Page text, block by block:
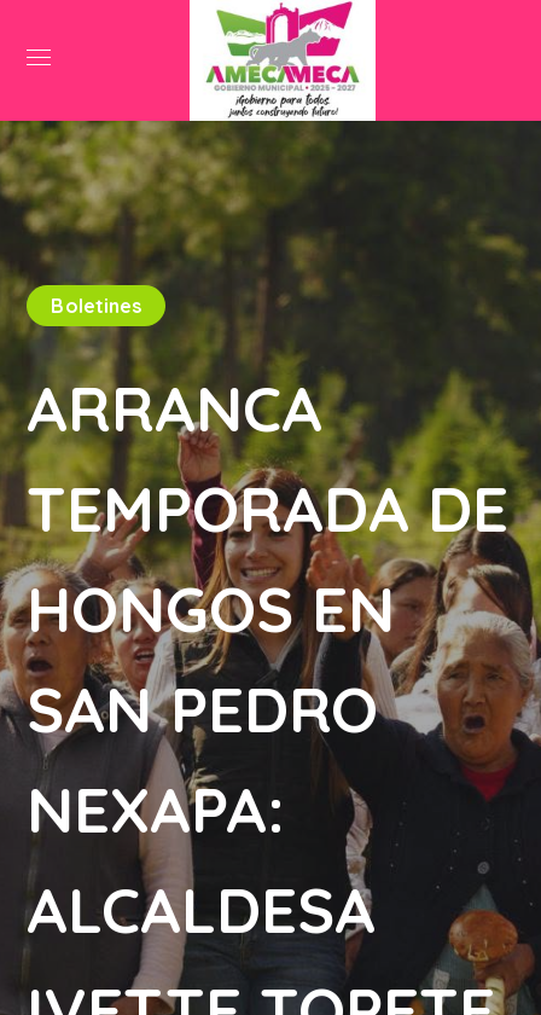
Boletines
ARRANCA
TEMPORADA DE
HONGOS EN
SAN PEDRO
NEXAPA:
ALCALDESA